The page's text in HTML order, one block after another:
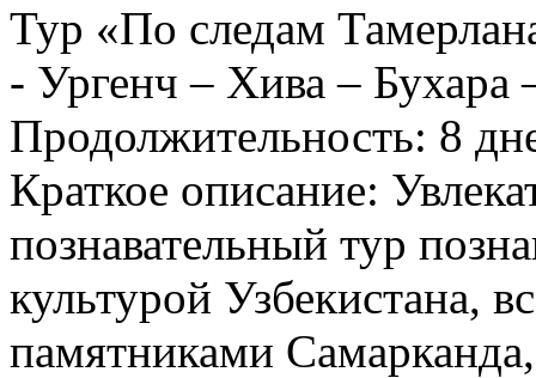
Тур «По следам
- Ургенч – Хива –
Продолжительность: 8
Краткое описание:
познавательный тур
культурой Узбекистана,
памятниками